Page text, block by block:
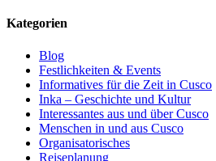
Kategorien
Blog
Festlichkeiten & Events
Informatives für die Zeit in Cusco
Inka – Geschichte und Kultur
Interessantes aus und über Cusco
Menschen in und aus Cusco
Organisatorisches
Reiseplanung